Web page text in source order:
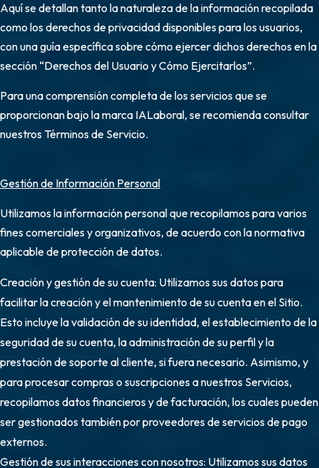
Aquí se detallan tanto la naturaleza de la información recopilada
como los derechos de privacidad disponibles para los usuarios,
con una guía específica sobre cómo ejercer dichos derechos en la
sección “Derechos del Usuario y Cómo Ejercitarlos”.
Para una comprensión completa de los servicios que se
proporcionan bajo la marca IALaboral, se recomienda consultar
nuestros Términos de Servicio.
Gestión de Información Personal
Utilizamos la información personal que recopilamos para varios
fines comerciales y organizativos, de acuerdo con la normativa
aplicable de protección de datos.
Creación y gestión de su cuenta: Utilizamos sus datos para
facilitar la creación y el mantenimiento de su cuenta en el Sitio.
Esto incluye la validación de su identidad, el establecimiento de la
seguridad de su cuenta, la administración de su perfil y la
prestación de soporte al cliente, si fuera necesario. Asimismo, y
para procesar compras o suscripciones a nuestros Servicios,
recopilamos datos financieros y de facturación, los cuales pueden
ser gestionados también por proveedores de servicios de pago
externos.
Gestión de sus interacciones con nosotros: Utilizamos sus datos